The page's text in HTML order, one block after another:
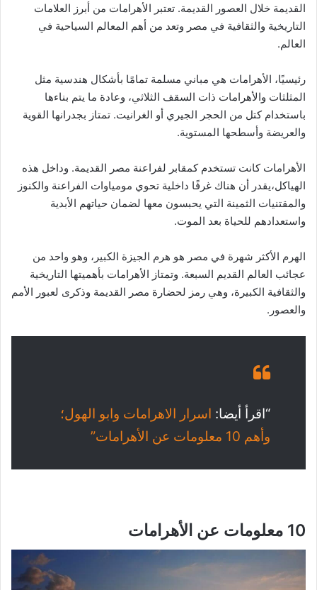
القديمة خلال العصور القديمة. تعتبر الأهرامات من أبرز العلامات
التاريخية والثقافية في مصر وتعد من أهم المعالم السياحية في
العالم.
رئيسيًا، الأهرامات هي مباني مسلمة تمامًا بأشكال هندسية مثل
المثلثات والأهرامات ذات السقف الثلاثي، وعادة ما يتم بناءها
باستخدام كتل من الحجر الجيري أو الغرانيت. تمتاز بجدرانها القوية
والعريضة وأسطحها المستوية.
الأهرامات كانت تستخدم كمقابر لفراعنة مصر القديمة. وداخل هذه
الهياكل،يقدر أن هناك غرفًا داخلية تحوي مومياوات الفراعنة والكنوز
والمقتنيات الثمينة التي يحبسون معها لضمان حياتهم الأبدية
واستعدادهم للحياة بعد الموت.
الهرم الأكثر شهرة في مصر هو هرم الجيزة الكبير، وهو واحد من
عجائب العالم القديم السبعة. وتمتاز الأهرامات بأهميتها التاريخية
والثقافية الكبيرة، وهي رمز لحضارة مصر القديمة وذكرى لعبور الأمم
والعصور.
“اقرأ أيضا: اسرار الاهرامات وابو الهول؛
وأهم 10 معلومات عن الأهرامات”
10 معلومات عن الأهرامات